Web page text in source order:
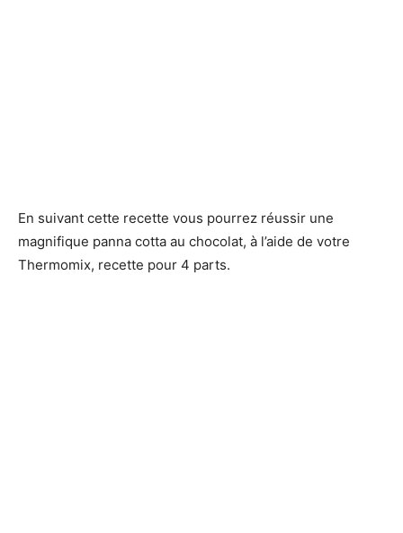
En suivant cette recette vous pourrez réussir une
magnifique panna cotta au chocolat, à l’aide de votre
Thermomix, recette pour 4 parts.